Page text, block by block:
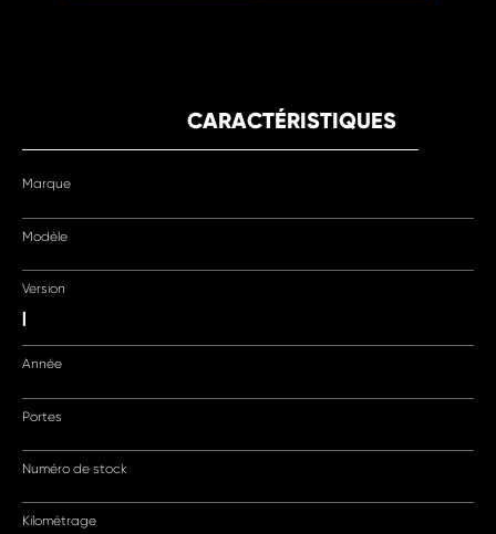
CARACTÉRISTIQUES
Marque
Modèle
Version
|
Année
Portes
Numéro de stock
Kilométrage